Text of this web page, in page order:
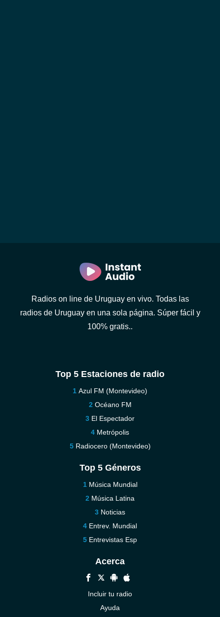
Radios on line de Uruguay en vivo. Todas las
radios de Uruguay en una sola página. Súper fácil y
100% gratis..
Top 5 Estaciones de radio
Azul FM (Montevideo)
Océano FM
El Espectador
Metrópolis
Radiocero (Montevideo)
Top 5 Géneros
Música Mundial
Música Latina
Noticias
Entrev. Mundial
Entrevistas Esp
Acerca
Incluir tu radio
Ayuda